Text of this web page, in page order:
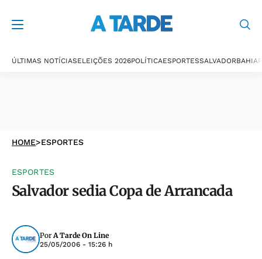
ÚLTIMAS NOTÍCIASELEIÇÕES 2026POLÍTICAESPORTESSALVADORBAHIA
HOME>ESPORTES
ESPORTES
Salvador sedia Copa de Arrancada
PorA Tarde On Line
25/05/2006 - 15:26 h